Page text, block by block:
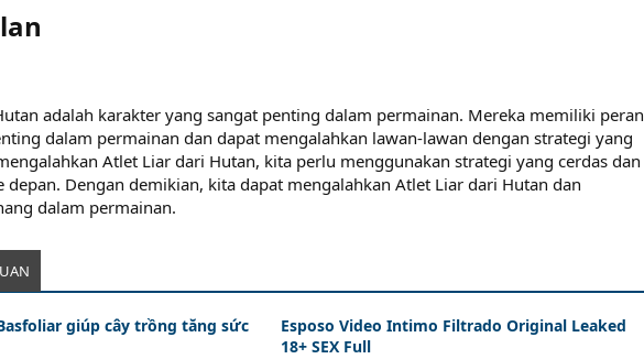
adalah karakter yang sangat penting dalam permainan. Mereka memiliki peran
dalam permainan dan dapat mengalahkan lawan-lawan dengan strategi yang
Atlet Liar dari Hutan, kita perlu menggunakan strategi yang cerdas dan
depan. Dengan demikian, kita dapat mengalahkan Atlet Liar dari Hutan dan
dalam permainan.
giúp cây trồng tăng sức
Esposo Video Intimo Filtrado Original Leaked
18+ SEX Full